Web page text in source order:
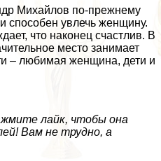
Михайлов по-прежнему
способен увлечь женщину.
что наконец счастлив. В
место занимает
– любимая женщина, дети и
лайк, чтобы она
Вам не трудно, а